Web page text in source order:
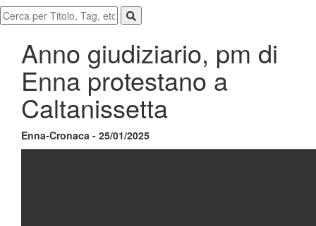
Anno giudiziario, pm di
Enna protestano a
Caltanissetta
Enna-Cronaca - 25/01/2025